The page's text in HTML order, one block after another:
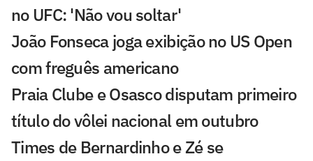
no UFC: 'Não vou soltar'
João Fonseca joga exibição no US Open
com freguês americano
Praia Clube e Osasco disputam primeiro
título do vôlei nacional em outubro
Times de Bernardinho e Zé se